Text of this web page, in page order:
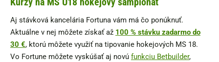
Aj stávková kancelária Fortuna vám má čo ponúknuť.
Aktuálne v nej môžete získať až 100 % stávku zadarmo do
30 €, ktorú môžete využiť na tipovanie hokejových MS 18.
Vo Fortune môžete vyskúšať aj novú funkciu Betbuilder,